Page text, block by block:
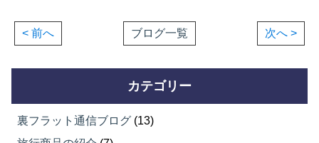
< 前へ ブログ一覧 次へ >
カテゴリー
裏フラット通信ブログ (13)